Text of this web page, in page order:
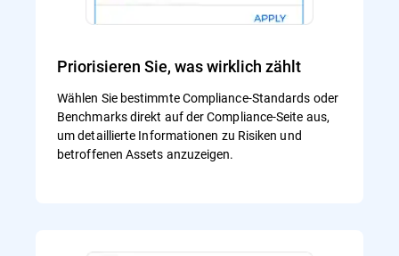
Priorisieren Sie, was wirklich zählt
Wählen Sie bestimmte Compliance-Standards oder
Benchmarks direkt auf der Compliance-Seite aus,
um detaillierte Informationen zu Risiken und
betroffenen Assets anzuzeigen.